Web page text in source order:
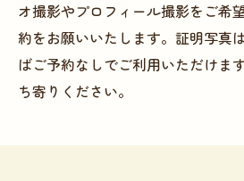
オ撮影やプロフィール撮影をご希
約をお願いいたします。証明写真
ばご予約なしでご利用いただけま
ち寄りください。